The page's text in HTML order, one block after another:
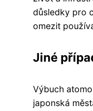
důsledky pro
omezit
Jiné
Výbuch
japonská